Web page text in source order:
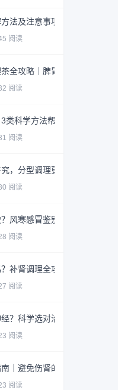
法及注意事项
阅读
全攻略｜脾胃健康轻松掌握
阅读
类科学方法帮你轻松缓解｜实
阅读
，分型调理更有效
阅读
风寒感冒鉴别指南全攻略
阅读
补肾调理全攻略｜实用指南
阅读
？科学选对治疗方案全攻略
阅读
｜避免伤肾的3大关键因素
阅读